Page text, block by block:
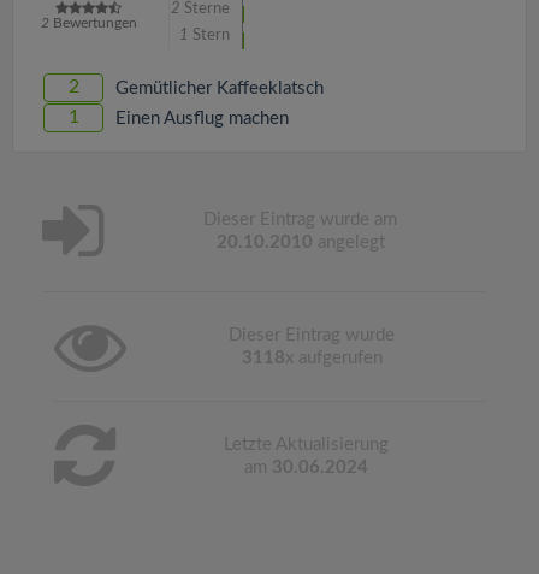
2 Bewertungen
2 Sterne
1 Stern
2 Gemütlicher Kaffeeklatsch
1 Einen Ausflug machen
Dieser Eintrag wurde am
20.10.2010 angelegt
Dieser Eintrag wurde
3118x aufgerufen
Letzte Aktualisierung
am 30.06.2024